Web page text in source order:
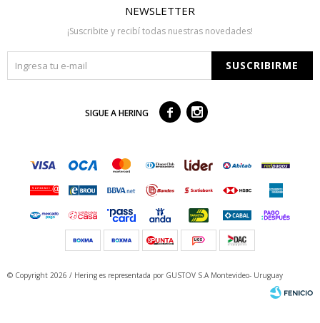
NEWSLETTER
¡Suscribite y recibí todas nuestras novedades!
SUSCRIBIRME
SIGUE A HERING  
© Copyright 2026 / Hering es representada por GUSTOV S.A Montevideo- Uruguay